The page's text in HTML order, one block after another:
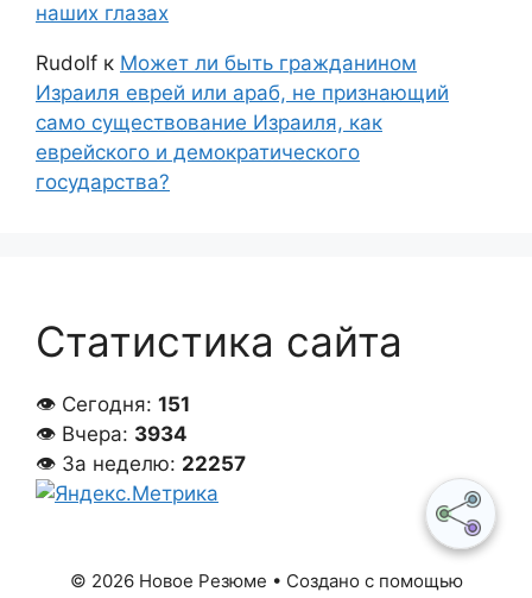
наших глазах
Rudolf к Может ли быть гражданином
Израиля еврей или араб, не признающий
само существование Израиля, как
еврейского и демократического
государства?
Статистика сайта
👁 Сегодня: 151
👁 Вчера: 3934
👁 За неделю: 22257
© 2026 Новое Резюме • Создано с помощью